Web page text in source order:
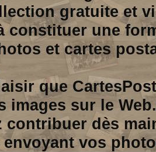
gratuite et
constituer une
et cartes
que
images sur le Web.
contribuer dès
vos